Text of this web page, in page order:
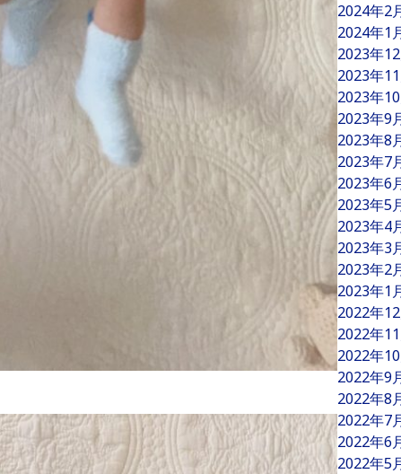
2024年2
2024年1
2023年
2023年
2023年
2023年9
2023年8
2023年7
2023年6
2023年5
2023年4
2023年3
2023年2
2023年1
2022年
2022年
2022年
2022年9
2022年8
2022年7
2022年6
2022年5